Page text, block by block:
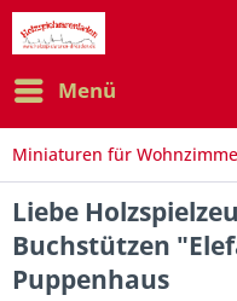
Menü
Miniaturen für
Liebe
Buchstützen
Puppenhaus